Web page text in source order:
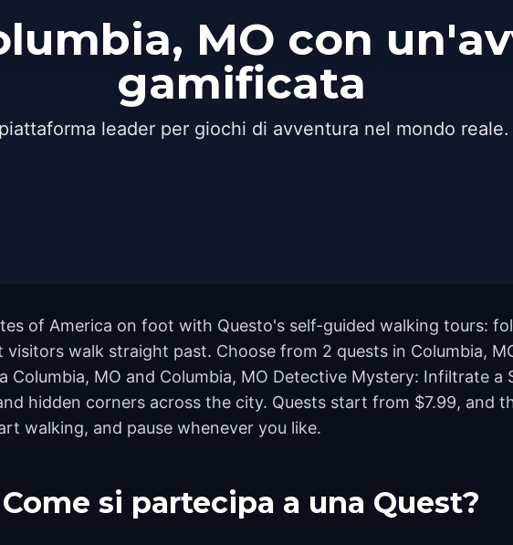
MO con
gamificata
leader per giochi di avventura nel mondo reale.
of America on foot with Questo's self-guided walking tours:
walk straight past. Choose from 2 quests in Columbia,
Columbia, MO and Columbia, MO Detective Mystery: Infiltrate a
hidden corners across the city. Quests start from $7.99, and
walking, and pause whenever you like.
Come si partecipa a una Quest?